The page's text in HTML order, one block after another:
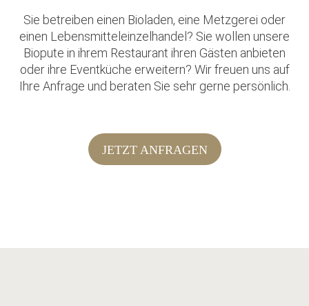
Sie betreiben einen Bioladen, eine Metzgerei oder
einen Lebensmitteleinzelhandel? Sie wollen unsere
Biopute in ihrem Restaurant ihren Gästen anbieten
oder ihre Eventküche erweitern? Wir freuen uns auf
Ihre Anfrage und beraten Sie sehr gerne persönlich.
JETZT ANFRAGEN